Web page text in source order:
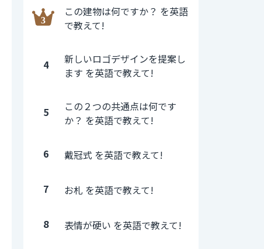
この建物は何ですか？ を英語
で教えて!
4
新しいロゴデザインを提案し
ます を英語で教えて!
5
この２つの共通点は何です
か？ を英語で教えて!
6 戴冠式 を英語で教えて!
7 お札 を英語で教えて!
8 表情が硬い を英語で教えて!